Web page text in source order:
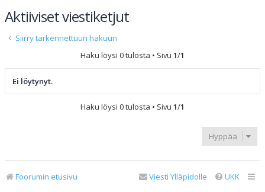
Aktiiviset viestiketjut
Siirry tarkennettuun hakuun
Haku löysi 0 tulosta • Sivu 1/1
Ei löytynyt.
Haku löysi 0 tulosta • Sivu 1/1
Hyppää
Foorumin etusivu UKK
Viesti Ylläpidolle